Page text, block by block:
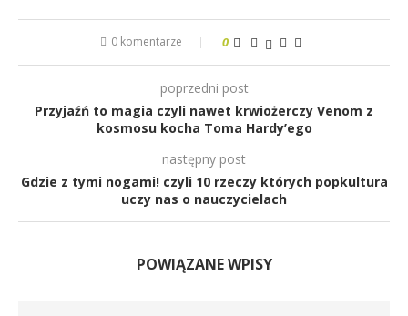
0 komentarze 0
poprzedni post
Przyjaźń to magia czyli nawet krwiożerczy Venom z
kosmosu kocha Toma Hardy’ego
następny post
Gdzie z tymi nogami! czyli 10 rzeczy których popkultura
uczy nas o nauczycielach
POWIĄZANE WPISY